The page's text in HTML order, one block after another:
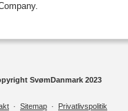
SvømDanmark 2023
· Sitemap · Privatlivspolitik